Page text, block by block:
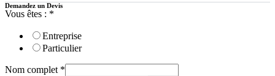
Demandez un Devis
Vous êtes : *
Entreprise
Particulier
Nom complet *